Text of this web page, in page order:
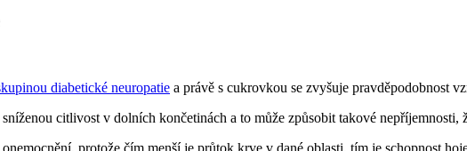
diabetické neuropatie a právě s cukrovkou se zvyšuje pravděpodobnost
citlivost v dolních končetinách a to může způsobit takové